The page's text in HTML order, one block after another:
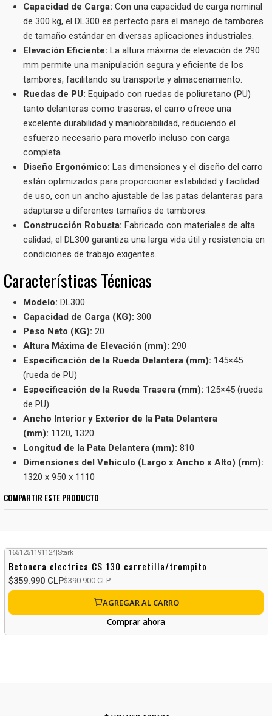
Capacidad de Carga: Con una capacidad de carga nominal
de 300 kg, el DL300 es perfecto para el manejo de tambores
de tamaño estándar en diversas aplicaciones industriales.
Elevación Eficiente: La altura máxima de elevación de 290
mm permite una manipulación segura y eficiente de los
tambores, facilitando su transporte y almacenamiento.
Ruedas de PU: Equipado con ruedas de poliuretano (PU)
tanto delanteras como traseras, el carro ofrece una
excelente durabilidad y maniobrabilidad, reduciendo el
esfuerzo necesario para moverlo incluso con carga
completa.
Diseño Ergonómico: Las dimensiones y el diseño del carro
están optimizados para proporcionar estabilidad y facilidad
de uso, con un ancho ajustable de las patas delanteras para
adaptarse a diferentes tamaños de tambores.
Construcción Robusta: Fabricado con materiales de alta
calidad, el DL300 garantiza una larga vida útil y resistencia en
condiciones de trabajo exigentes.
Características Técnicas
Modelo: DL300
Capacidad de Carga (KG): 300
Peso Neto (KG): 20
Altura Máxima de Elevación (mm): 290
Especificación de la Rueda Delantera (mm): 145×45
(rueda de PU)
Especificación de la Rueda Trasera (mm): 125×45 (rueda
de PU)
Ancho Interior y Exterior de la Pata Delantera
(mm): 1120, 1320
Longitud de la Pata Delantera (mm): 810
Dimensiones del Vehículo (Largo x Ancho x Alto) (mm):
1320 x 950 x 1110
COMPARTIR ESTE PRODUCTO
1651251191124 |Stark
Betonera electrica CS 130 carretilla/trompito
$359.990 CLP$390.900 CLP
AGREGAR AL CARRO
Comprar ahora